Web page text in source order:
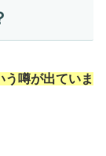
う噂が出ていま